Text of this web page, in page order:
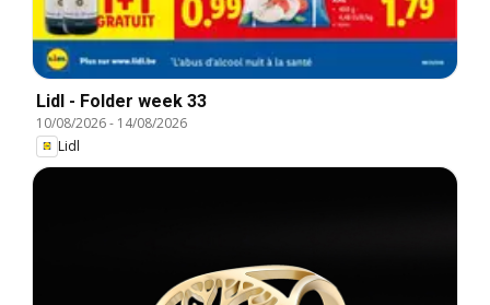
Lidl - Folder week 33
10/08/2026- 14/08/2026
Lidl